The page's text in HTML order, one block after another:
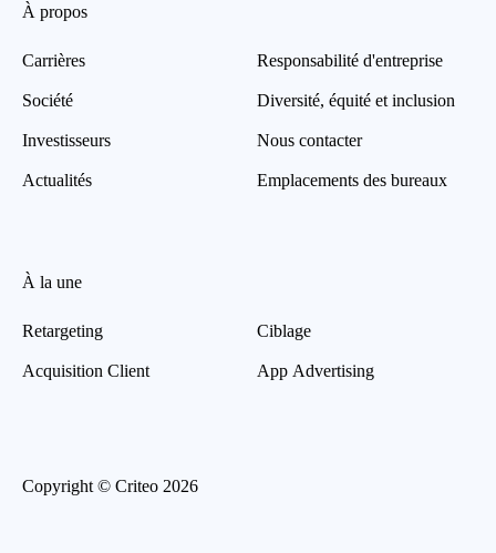
À propos
Carrières
Société
Investisseurs
Actualités
Responsabilité d'entreprise
Diversité, équité et inclusion
Nous contacter
Emplacements des bureaux
À la une
Retargeting
Acquisition Client
Ciblage
App Advertising
Copyright © Criteo 2026